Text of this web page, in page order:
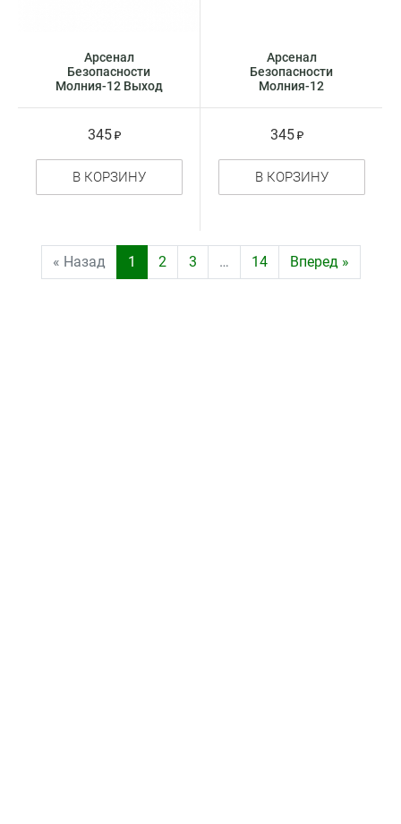
Арсенал
Безопасности
Молния-12 Выход
указатель
345
В КОРЗИНУ
Арсенал
Безопасности
Молния-12
оповещатель
световое табло -
указатель
345
В КОРЗИНУ
« Назад 1 2 3 … 14 Вперед »